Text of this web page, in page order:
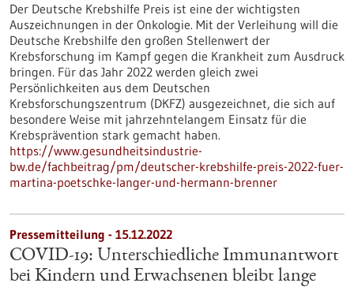
Der Deutsche Krebshilfe Preis ist eine der wichtigsten
Auszeichnungen in der Onkologie. Mit der Verleihung will die
Deutsche Krebshilfe den großen Stellenwert der
Krebsforschung im Kampf gegen die Krankheit zum Ausdruck
bringen. Für das Jahr 2022 werden gleich zwei
Persönlichkeiten aus dem Deutschen
Krebsforschungszentrum (DKFZ) ausgezeichnet, die sich auf
besondere Weise mit jahrzehntelangem Einsatz für die
Krebsprävention stark gemacht haben.
https://www.gesundheitsindustrie-
bw.de/fachbeitrag/pm/deutscher-krebshilfe-preis-2022-fuer-
martina-poetschke-langer-und-hermann-brenner
Pressemitteilung - 15.12.2022
COVID-19: Unterschiedliche Immunantwort
bei Kindern und Erwachsenen bleibt lange